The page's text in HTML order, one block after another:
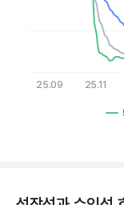
25.09 25.11